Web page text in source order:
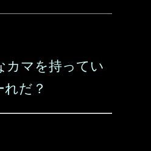
カマを持ってい
だ？